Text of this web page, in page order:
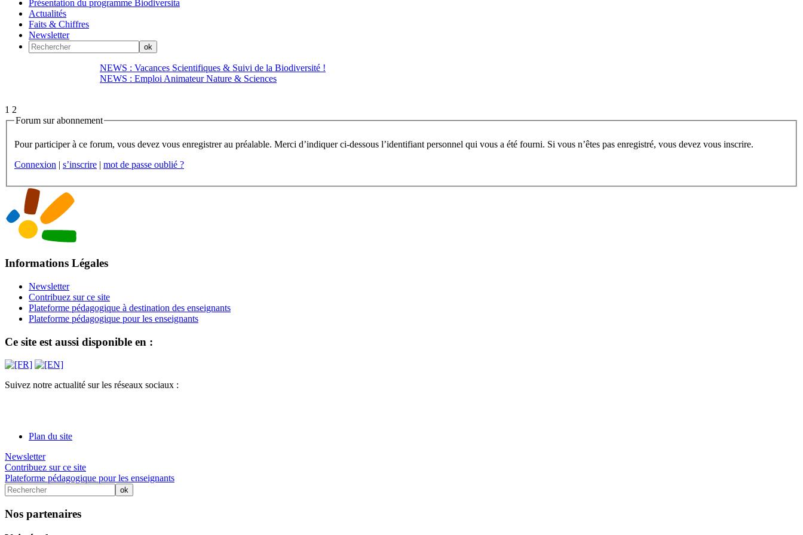
Présentation du programme Biodiversita
Actualités
Faits & Chiffres
Newsletter
NEWS : Vacances Scientifiques & Suivi de la Biodiversité !
NEWS : Emploi Animateur Nature & Sciences
1 2
Forum sur abonnement
Pour participer à ce forum, vous devez vous enregistrer au préalable. Merci d’indiquer ci-dessous l’identifiant personnel qui vous a été fourni. Si vous n’êtes pas enregistré, vous devez vous inscrire.
Connexion | s’inscrire | mot de passe oublié ?
Informations Légales
Newsletter
Contribuez sur ce site
Plateforme pédagogique à destination des enseignants
Plateforme pédagogique pour les enseignants
Ce site est aussi disponible en :
Suivez notre actualité sur les réseaux sociaux :
Plan du site
Newsletter
Contribuez sur ce site
Plateforme pédagogique pour les enseignants
Nos partenaires